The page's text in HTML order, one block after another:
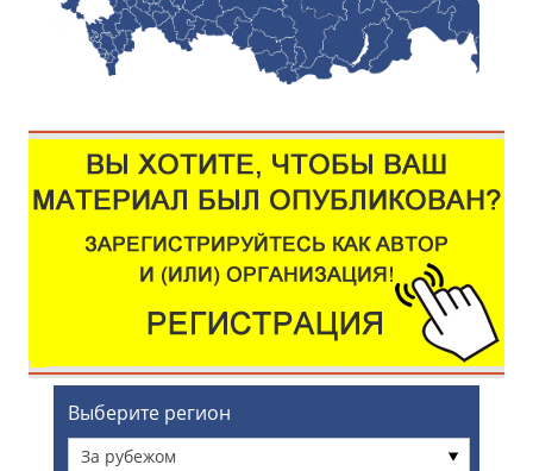
Выберите регион
За рубежом